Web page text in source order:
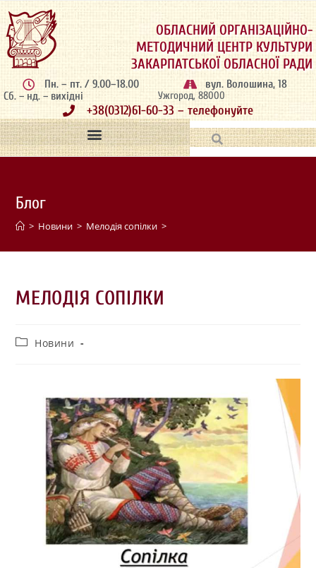
ОБЛАСНИЙ ОРГАНІЗАЦІЙНО-
МЕТОДИЧНИЙ ЦЕНТР КУЛЬТУРИ
ЗАКАРПАТСЬКОЇ ОБЛАСНОЇ РАДИ
Пн. – пт. / 9.00–18.00
Сб. – нд. – вихідні
вул. Волошина, 18
Ужгород, 88000
+38(0312)61-60-33 – телефонуйте
Блог
> Новини > Мелодія сопілки >
МЕЛОДІЯ СОПІЛКИ
Новини